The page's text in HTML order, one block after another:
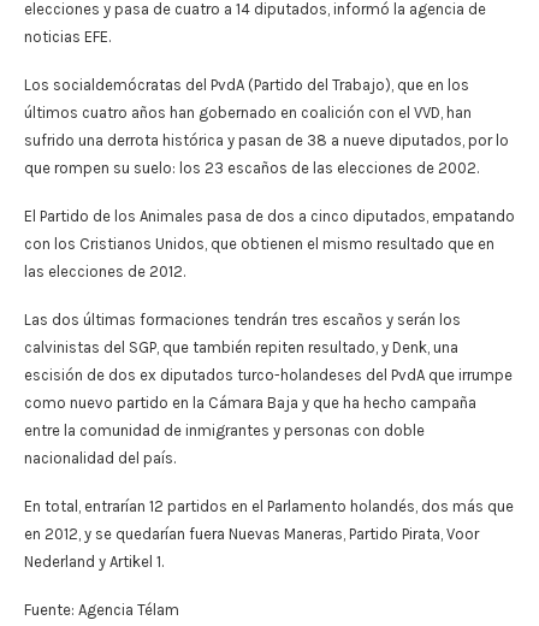
elecciones y pasa de cuatro a 14 diputados, informó la agencia de
noticias EFE.
Los socialdemócratas del PvdA (Partido del Trabajo), que en los
últimos cuatro años han gobernado en coalición con el VVD, han
sufrido una derrota histórica y pasan de 38 a nueve diputados, por lo
que rompen su suelo: los 23 escaños de las elecciones de 2002.
El Partido de los Animales pasa de dos a cinco diputados, empatando
con los Cristianos Unidos, que obtienen el mismo resultado que en
las elecciones de 2012.
Las dos últimas formaciones tendrán tres escaños y serán los
calvinistas del SGP, que también repiten resultado, y Denk, una
escisión de dos ex diputados turco-holandeses del PvdA que irrumpe
como nuevo partido en la Cámara Baja y que ha hecho campaña
entre la comunidad de inmigrantes y personas con doble
nacionalidad del país.
En total, entrarían 12 partidos en el Parlamento holandés, dos más que
en 2012, y se quedarían fuera Nuevas Maneras, Partido Pirata, Voor
Nederland y Artikel 1.
Fuente: Agencia Télam